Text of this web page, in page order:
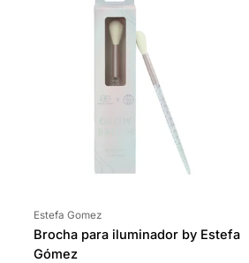
Proveedor:
Estefa Gomez
Brocha para iluminador by Estefa
Gómez